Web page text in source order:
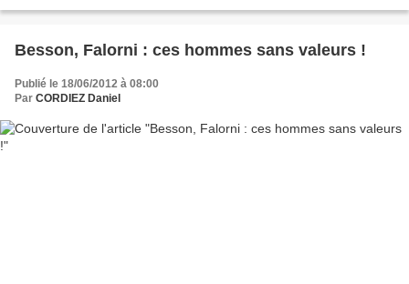
Besson, Falorni : ces hommes sans valeurs !
Publié le 18/06/2012 à 08:00
Par CORDIEZ Daniel